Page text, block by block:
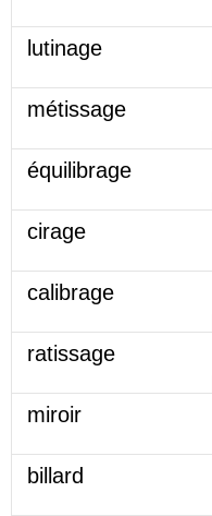
lutinage
métissage
équilibrage
cirage
calibrage
ratissage
miroir
billard